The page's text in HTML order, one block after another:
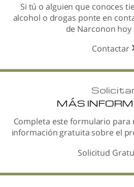
Si tú o alguien que conoces
alcohol o drogas ponte en
de Narconon hoy
Contactar
MÁS
Completa este formulario
información gratuita sobre el
Solicitud